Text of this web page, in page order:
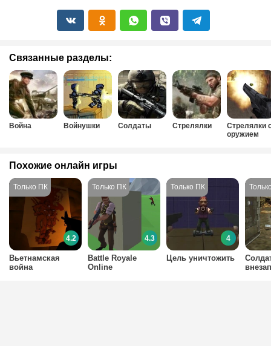
Связанные разделы:
Война Войнушки Солдаты Стрелялки
Стрелялки
оружием
Похожие онлайн игры
Вьетнамская
война
4.2
Battle Royale
Online
4.3
Цель уничтожить
4